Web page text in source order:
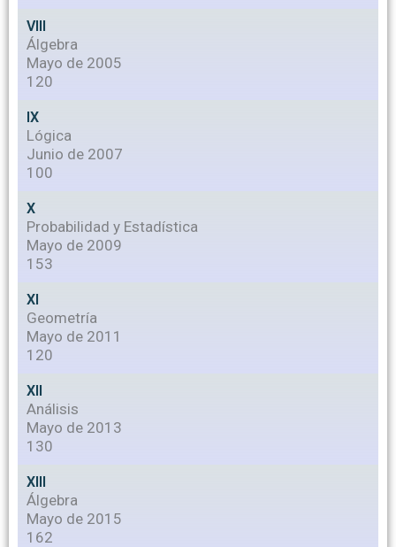
VIII
Álgebra
Mayo de 2005
120
IX
Lógica
Junio de 2007
100
X
Probabilidad y Estadística
Mayo de 2009
153
XI
Geometría
Mayo de 2011
120
XII
Análisis
Mayo de 2013
130
XIII
Álgebra
Mayo de 2015
162